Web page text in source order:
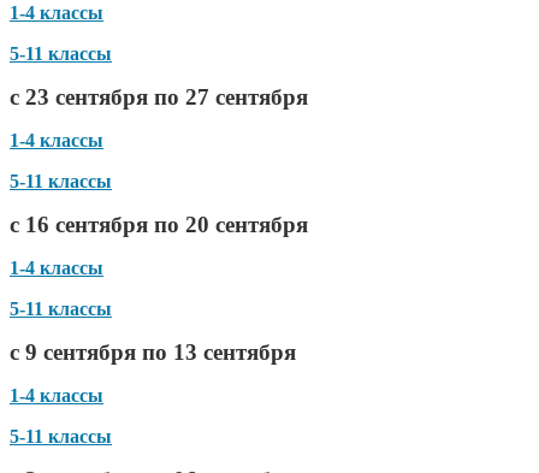
1-4 классы
5-11 классы
с 23 сентября по 27 сентября
1-4 классы
5-11 классы
с 16 сентября по 20 сентября
1-4 классы
5-11 классы
с 9 сентября по 13 сентября
1-4 классы
5-11 классы